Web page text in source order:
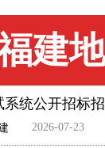
建
系统公开招标
2026-07-23